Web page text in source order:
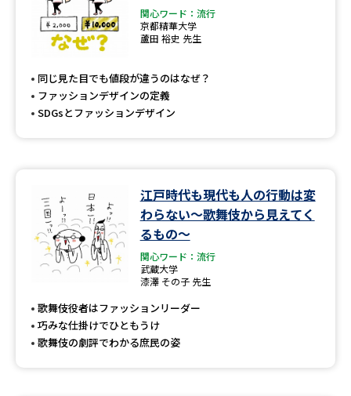
関心ワード：流行
京都精華大学
蘆田 裕史 先生
同じ見た目でも値段が違うのはなぜ？
ファッションデザインの定義
SDGsとファッションデザイン
江戸時代も現代も人の行動は変
わらない～歌舞伎から見えてく
るもの～
関心ワード：流行
武蔵大学
漆澤 その子 先生
歌舞伎役者はファッションリーダー
巧みな仕掛けでひともうけ
歌舞伎の劇評でわかる庶民の姿